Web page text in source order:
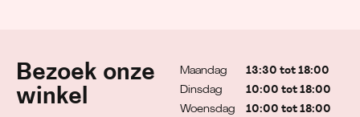
Bezoek onze
winkel
Maandag
Dinsdag
Woensdag
13:30 tot 18:00
10:00 tot 18:00
10:00 tot 18:00